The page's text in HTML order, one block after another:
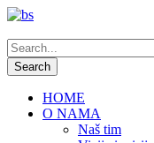
HOME
O NAMA
Naš tim